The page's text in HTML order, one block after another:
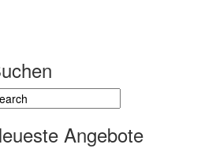
Angebote